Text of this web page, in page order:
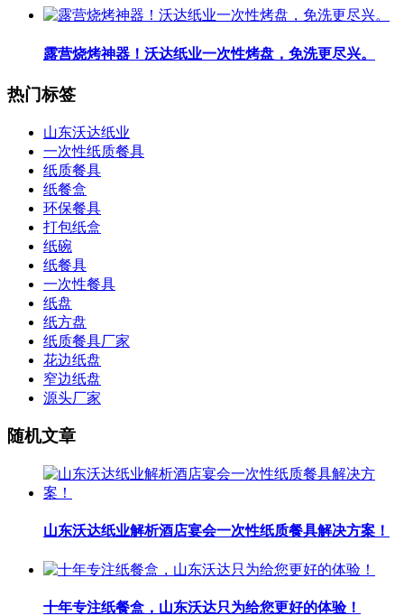
露营烧烤神器！沃达纸业一次性烤盘，免洗更尽兴。
热门标签
山东沃达纸业
一次性纸质餐具
纸质餐具
纸餐盒
环保餐具
打包纸盒
纸碗
纸餐具
一次性餐具
纸盘
纸方盘
纸质餐具厂家
花边纸盘
窄边纸盘
源头厂家
随机文章
山东沃达纸业解析酒店宴会一次性纸质餐具解决方案！
十年专注纸餐盒，山东沃达只为给您更好的体验！